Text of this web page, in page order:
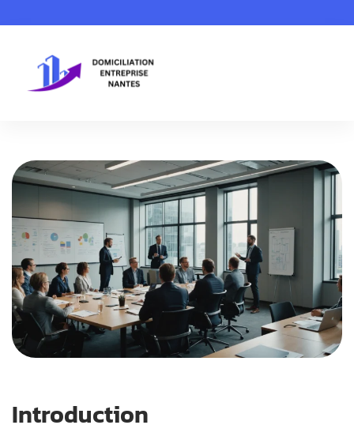
Introduction